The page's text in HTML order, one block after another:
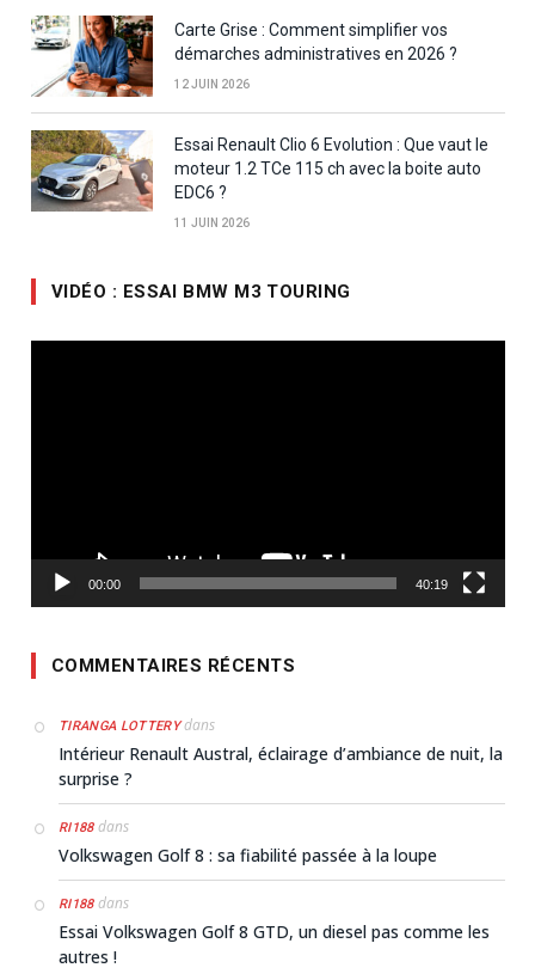
Carte Grise : Comment simplifier vos
démarches administratives en 2026 ?
12 JUIN 2026
Essai Renault Clio 6 Evolution : Que vaut le
moteur 1.2 TCe 115 ch avec la boite auto
EDC6 ?
11 JUIN 2026
VIDÉO : ESSAI BMW M3 TOURING
00:00 40:19
COMMENTAIRES RÉCENTS
TIRANGA LOTTERYdans
Intérieur Renault Austral, éclairage d’ambiance de nuit, la
surprise ?
RI188dans
Volkswagen Golf 8 : sa fiabilité passée à la loupe
RI188dans
Essai Volkswagen Golf 8 GTD, un diesel pas comme les
autres !